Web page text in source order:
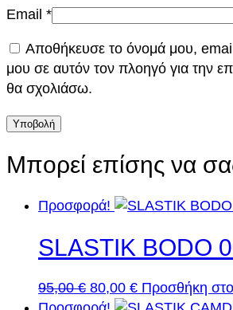
Email *
Αποθήκευσε το όνομά μου,
μου σε αυτόν τον πλοηγό για την
θα σχολιάσω.
Μπορεί επίσης να
Προσφορά!
SLASTIK BODO
95,00€ Original
80,00 €ΗΠροσθήκη